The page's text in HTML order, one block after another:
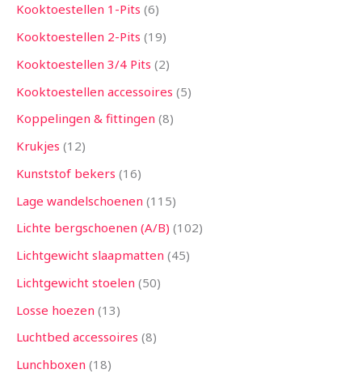
Kooktoestellen 1-Pits 6
Kooktoestellen 2-Pits 19
Kooktoestellen 3/4 Pits 2
Kooktoestellen accessoires 5
Koppelingen & fittingen 8
Krukjes 12
Kunststof bekers 16
Lage wandelschoenen 115
Lichte bergschoenen (A/B) 102
Lichtgewicht slaapmatten 45
Lichtgewicht stoelen 50
Losse hoezen 13
Luchtbed accessoires 8
Lunchboxen 18